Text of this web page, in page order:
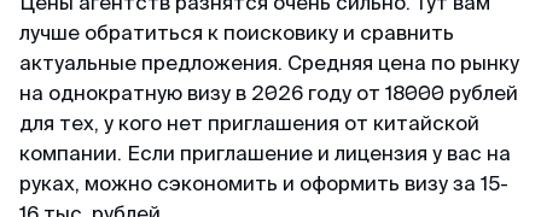
лучше обратиться к поисковику и сравнить
актуальные предложения. Средняя цена по рынку
на однократную визу в 2026 году от 18000 рублей
для тех, у кого нет приглашения от китайской
компании. Если приглашение и лицензия у вас на
руках, можно сэкономить и оформить визу за 15-